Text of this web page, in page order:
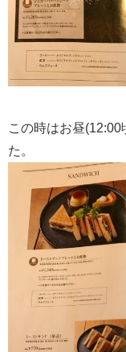
この時はお昼
た。